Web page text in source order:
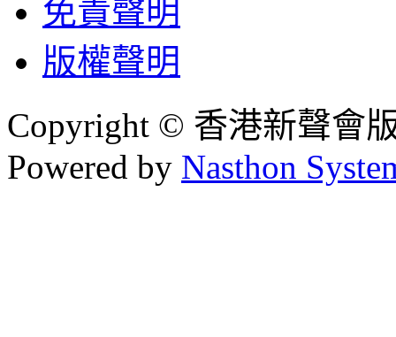
免責聲明
版權聲明
Copyright © 香港新聲會
Powered by Nasthon